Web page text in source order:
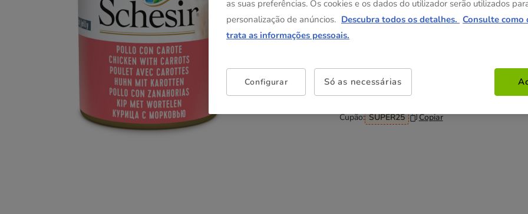
5.29€
(18.56€ / kg)
62.21€
(18.19€ / kg)
Cupão: SUPER25 Copiar
as suas preferências. Os cookies e os dados do utilizador serão utilizados
personalização de anúncios. Descubra todos os detalhes. Consulte como
trata as informações pessoais.
Configurar Só as necessárias